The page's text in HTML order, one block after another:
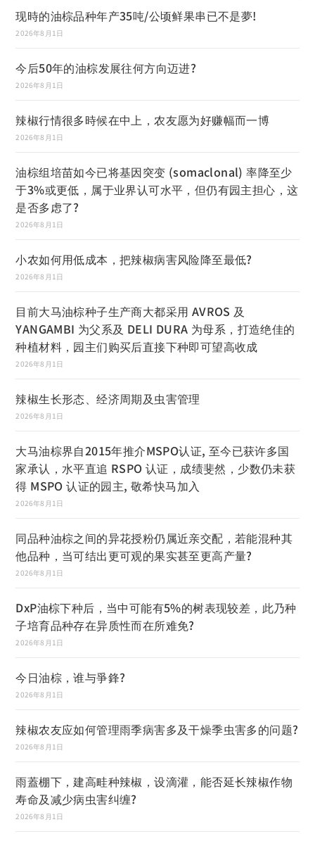
现時的油棕品种年产35吨/公顷鲜果串已不是夢!
2026年8月1日
今后50年的油棕发展往何方向迈进?
2026年8月1日
辣椒行情很多時候在中上，农友愿为好赚幅而一博
2026年8月1日
油棕组培苗如今已将基因突变 (somaclonal) 率降至少
于3%或更低，属于业界认可水平，但仍有园主担心，这
是否多虑了?
2026年8月1日
小农如何用低成本，把辣椒病害风险降至最低?
2026年8月1日
目前大马油棕种子生产商大都采用 AVROS 及
YANGAMBI 为父系及 DELI DURA 为母系，打造绝佳的
种植材料，园主们购买后直接下种即可望高收成
2026年8月1日
辣椒生长形态、经济周期及虫害管理
2026年8月1日
大马油棕界自2015年推介MSPO认证, 至今已获许多国
家承认，水平直追 RSPO 认证，成绩斐然，少数仍未获
得 MSPO 认证的园主, 敬希快马加入
2026年8月1日
同品种油棕之间的异花授粉仍属近亲交配，若能混种其
他品种，当可结出更可观的果实甚至更高产量?
2026年8月1日
DxP油棕下种后，当中可能有5%的树表现较差，此乃种
子培育品种存在异质性而在所难免?
2026年8月1日
今日油棕，谁与爭鋒?
2026年8月1日
辣椒农友应如何管理雨季病害多及干燥季虫害多的问题?
2026年8月1日
雨蓋棚下，建高畦种辣椒，设滴灌，能否延长辣椒作物
寿命及减少病虫害纠缠?
2026年8月1日